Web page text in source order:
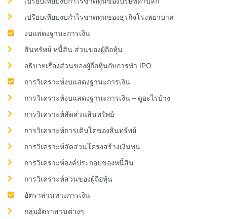
เปรียบเทียบงบกำไรขาดทุนของธุรกิจโรงพยาบาล
งบแสดงฐานะการเงิน
สินทรัพย์ หนี้สิน ส่วนของผู้ถือหุ้น
อธิบายเรื่องส่วนของผู้ถือหุ้นกับการทำ IPO
การวิเคราะห์งบแสดงฐานะการเงิน
การวิเคราะห์งบแสดงฐานะการเงิน – ดูอะไรบ้าง
การวิเคราะห์สัดส่วนสินทรัพย์
การวิเคราะห์การเติบโตของสินทรัพย์
การวิเคราะห์สัดส่วนโครงสร้างเงินทุน
การวิเคราะห์องค์ประกอบของหนี้สิน
การวิเคราะห์ส่วนของผู้ถือหุ้น
อัตราส่วนทางการเงิน
กลุ่มอัตราส่วนต่างๆ